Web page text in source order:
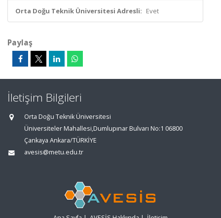
Orta Doğu Teknik Üniversitesi Adresli: Evet
Paylaş
İletişim Bilgileri
Orta Doğu Teknik Üniversitesi
Üniversiteler Mahallesi,Dumlupınar Bulvarı No:1 06800
Çankaya Ankara/TÜRKİYE
avesis@metu.edu.tr